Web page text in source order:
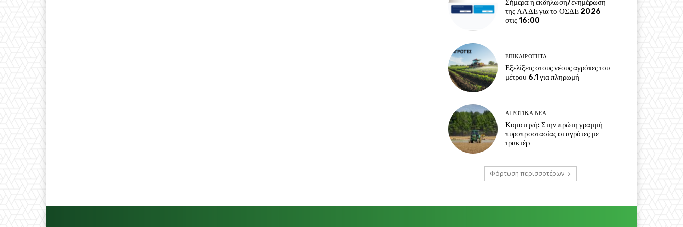
Σήμερα η εκδήλωση/ενημέρωση
της ΑΑΔΕ για το ΟΣΔΕ 2026
στις 16:00
ΕΠΙΚΑΙΡΌΤΗΤΑ
Εξελίξεις στους νέους αγρότες του
μέτρου 6.1 για πληρωμή
ΑΓΡΟΤΙΚΆ ΝΈΑ
Κομοτηνή: Στην πρώτη γραμμή
πυροπροστασίας οι αγρότες με
τρακτέρ
Φόρτωση περισσοτέρων